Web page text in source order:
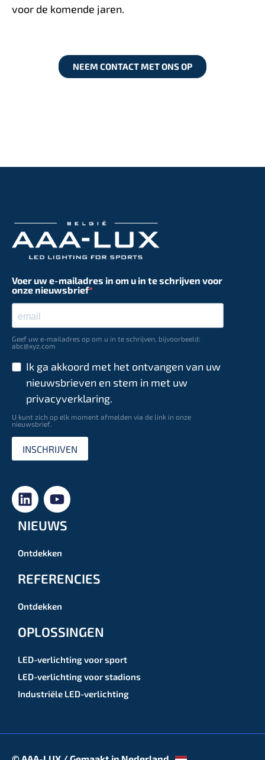
voor de komende jaren.
NEEM CONTACT MET ONS OP
Voer uw e-mailadres in om u in te schrijven voor
onze nieuwsbrief
Geef uw e-mailadres op om u in te schrijven, bijvoorbeeld:
abc@xyz.com
Ik ga akkoord met het ontvangen van uw
nieuwsbrieven en stem in met uw
privacyverklaring.
U kunt zich op elk moment afmelden via de link in onze
nieuwsbrief.
INSCHRIJVEN
NIEUWS
Ontdekken
REFERENCIES
Ontdekken
OPLOSSINGEN
LED-verlichting voor sport
LED-verlichting voor stadions
Industriële LED-verlichting